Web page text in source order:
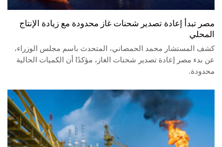
مصر تبدأ إعادة تصدير شحنات غاز محدودة مع زيادة الإنتاج
المحلي
كشف المستشار محمد الحمصاني، المتحدث باسم مجلس الوزراء،
عن بدء مصر إعادة تصدير شحنات الغاز، مؤكدًا أن الكميات الحالية
محدودة.